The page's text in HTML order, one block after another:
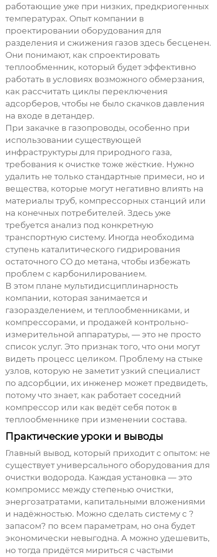
работающие уже при низких, предкриогенных
температурах. Опыт компании в
проектировании оборудования для
разделения и сжижения газов здесь бесценен.
Они понимают, как спроектировать
теплообменник, который будет эффективно
работать в условиях возможного обмерзания,
как рассчитать циклы переключения
адсорберов, чтобы не было скачков давления
на входе в детандер.
При закачке в газопроводы, особенно при
использовании существующей
инфраструктуры для природного газа,
требования к очистке тоже жёсткие. Нужно
удалить не только стандартные примеси, но и
вещества, которые могут негативно влиять на
материалы труб, компрессорных станций или
на конечных потребителей. Здесь уже
требуется анализ под конкретную
транспортную систему. Иногда необходима
ступень каталитического гидрирования
остаточного CO до метана, чтобы избежать
проблем с карбонилированием.
В этом плане мультидисциплинарность
компании, которая занимается и
газоразделением, и теплообменниками, и
компрессорами, и продажей контрольно-
измерительной аппаратуры, — это не просто
список услуг. Это признак того, что они могут
видеть процесс целиком. Проблему на стыке
узлов, которую не заметит узкий специалист
по адсорбции, их инженер может предвидеть,
потому что знает, как работает соседний
компрессор или как ведёт себя поток в
теплообменнике при изменении состава.
Практические уроки и выводы
Главный вывод, который приходит с опытом: не
существует универсального оборудования для
очистки водорода. Каждая установка — это
компромисс между степенью очистки,
энергозатратами, капитальными вложениями
и надёжностью. Можно сделать систему с ?
запасом? по всем параметрам, но она будет
экономически невыгодна. А можно удешевить,
но тогда придётся мириться с частыми